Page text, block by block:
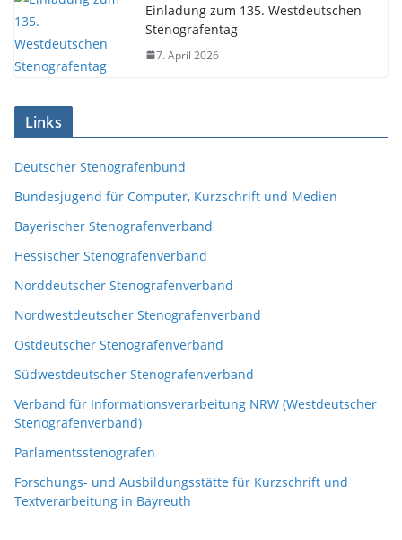
Einladung zum 135. Westdeutschen
Stenografentag
7. April 2026
Links
Deutscher Stenografenbund
Bundesjugend für Computer, Kurzschrift und Medien
Bayerischer Stenografenverband
Hessischer Stenografenverband
Norddeutscher Stenografenverband
Nordwestdeutscher Stenografenverband
Ostdeutscher Stenografenverband
Südwestdeutscher Stenografenverband
Verband für Informationsverarbeitung NRW (Westdeutscher
Stenografenverband)
Parlamentsstenografen
Forschungs- und Ausbildungsstätte für Kurzschrift und
Textverarbeitung in Bayreuth